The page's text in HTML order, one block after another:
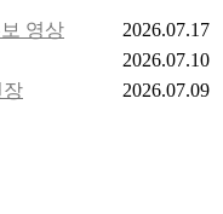
영상
2026.07.17
2026.07.10
장
2026.07.09